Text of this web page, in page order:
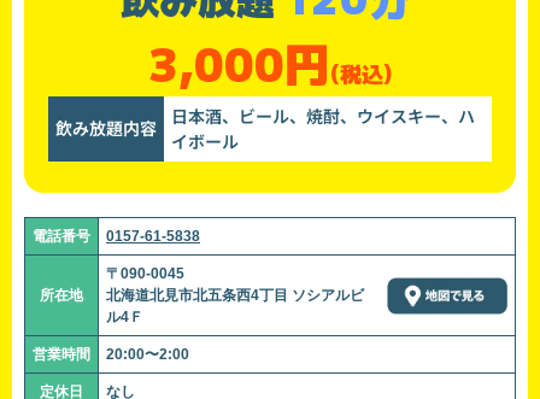
3,000円(税込)
飲み放題内容
日本酒、ビール、焼酎、ウイスキー、ハ
イボール
電話番号 0157-61-5838
所在地
〒090-0045
北海道北見市北五条西4丁目 ソシアルビ
ル4Ｆ
営業時間 20:00〜2:00
定休日 なし